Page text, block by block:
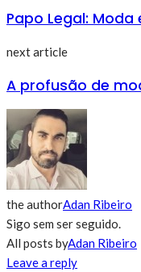
Papo Legal:
next article
A profusão de
the authorAdan Ribeiro
Sigo sem ser seguido.
All posts byAdan Ribeiro
Leave a reply